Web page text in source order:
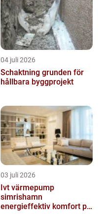
04 juli 2026
Schaktning grunden för
hållbara byggprojekt
03 juli 2026
Ivt värmepump
simrishamn
energieffektiv komfort på